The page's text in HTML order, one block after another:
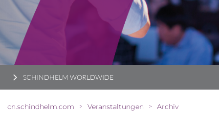
SCHINDHELM WORLDWIDE
cn.schindhelm.com > Veranstaltungen > Archiv